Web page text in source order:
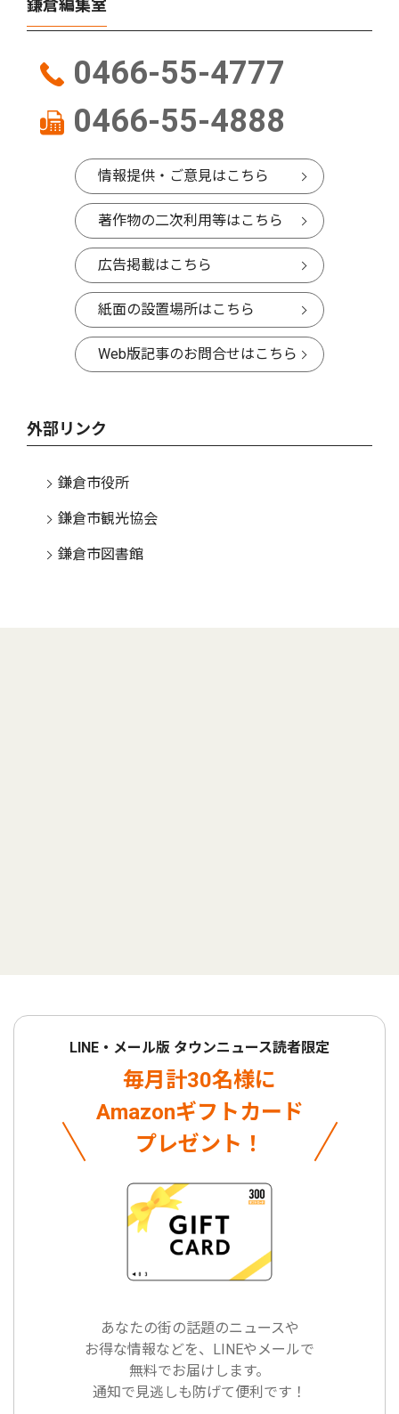
鎌倉編集室
0466-55-4777
0466-55-4888
情報提供・ご意見はこちら
著作物の二次利用等はこちら
広告掲載はこちら
紙面の設置場所はこちら
Web版記事のお問合せはこちら
外部リンク
鎌倉市役所
鎌倉市観光協会
鎌倉市図書館
LINE・メール版 タウンニュース読者限定
毎月計30名様に
Amazonギフトカード
プレゼント！
あなたの街の話題のニュースや
お得な情報などを、LINEやメールで
無料でお届けします。
通知で見逃しも防げて便利です！